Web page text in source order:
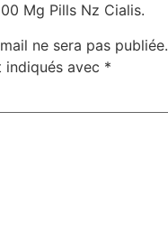
Mg Pills Nz Cialis.
ne sera pas publiée.
avec *